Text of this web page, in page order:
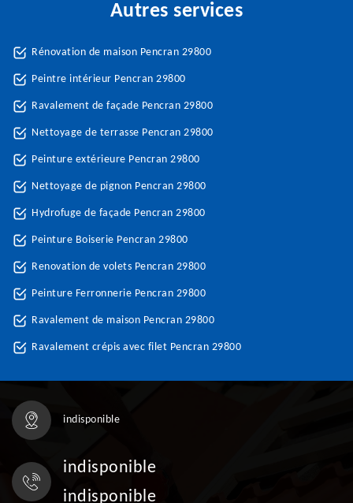
Autres services
Rénovation de maison Pencran 29800
Peintre intérieur Pencran 29800
Ravalement de façade Pencran 29800
Nettoyage de terrasse Pencran 29800
Peinture extérieure Pencran 29800
Nettoyage de pignon Pencran 29800
Hydrofuge de façade Pencran 29800
Peinture Boiserie Pencran 29800
Renovation de volets Pencran 29800
Peinture Ferronnerie Pencran 29800
Ravalement de maison Pencran 29800
Ravalement crépis avec filet Pencran 29800
indisponible
indisponible
indisponible